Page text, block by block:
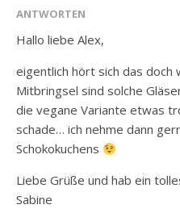
ANTWORTEN
Hallo liebe Alex,
eigentlich hört sich das doch
Mitbringsel sind solche
die vegane Variante etwas
schade… ich nehme dann
Schokokuchens
Liebe Grüße und hab ein
Sabine